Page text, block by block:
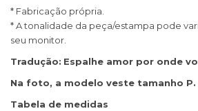
* Fabricação própria.
* A tonalidade da peça/estampa pode
seu monitor.
Tradução: Espalhe amor por onde
Na foto, a modelo veste tamanho P.
Tabela de medidas